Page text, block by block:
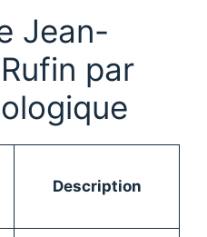
Jean-
par
Description